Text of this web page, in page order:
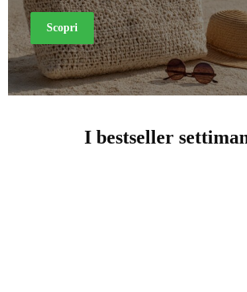
Scopri
I bestseller